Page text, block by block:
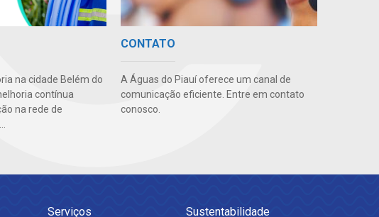
na cidade Belém do
contínua
na rede de
CONTATO
A Águas do Piauí oferece um canal de
comunicação eficiente. Entre em contato
conosco.
Serviços Sustentabilidade